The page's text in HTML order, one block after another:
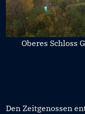
Oberes Schloss
Den Zeitgenossen